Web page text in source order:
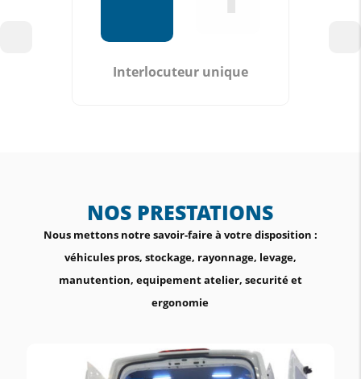
Interlocuteur unique
NOS PRESTATIONS
Nous mettons notre savoir-faire à votre disposition :
véhicules pros, stockage, rayonnage, levage,
manutention, equipement atelier, securité et
ergonomie